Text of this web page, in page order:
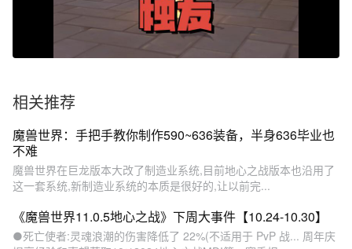
相关推荐
魔兽世界：手把手教你制作590~636装备，半身636毕业也
不难
魔兽世界在巨龙版本大改了制造业系统,目前地心之战版本也沿用了
这一套系统,新制造业系统的本质是很好的,让以前完...
《魔兽世界11.0.5地心之战》下周大事件【10.24-10.30】
●死亡使者:灵魂浪潮的伤害降低了 22%(不适用于 PvP 战... 周年庆